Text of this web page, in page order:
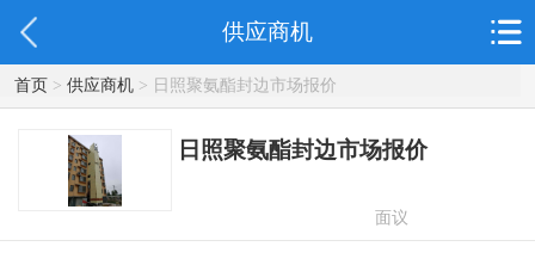
供应商机
首页> 供应商机> 日照聚氨酯封边市场报价
日照聚氨酯封边市场报价
面议